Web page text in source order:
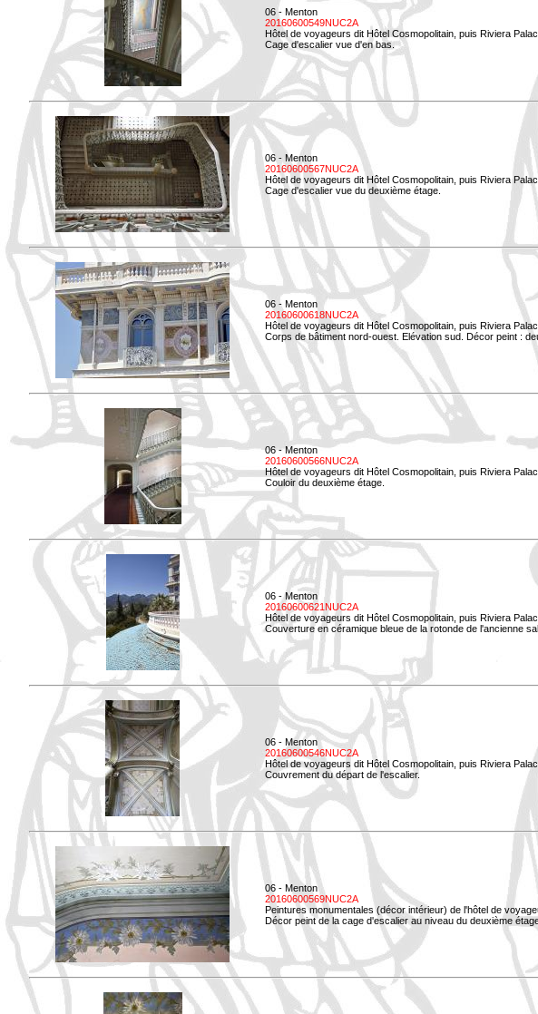
06 - Menton
20160600549NUC2A
Hôtel de voyageurs dit Hôtel Cosmopolitain, puis Riviera
Cage d'escalier vue d'en bas.
06 - Menton
20160600567NUC2A
Hôtel de voyageurs dit Hôtel Cosmopolitain, puis Riviera
Cage d'escalier vue du deuxième étage.
06 - Menton
20160600618NUC2A
Hôtel de voyageurs dit Hôtel Cosmopolitain, puis Riviera
Corps de bâtiment nord-ouest. Elévation sud. Décor peint :
06 - Menton
20160600566NUC2A
Hôtel de voyageurs dit Hôtel Cosmopolitain, puis Riviera
Couloir du deuxième étage.
06 - Menton
20160600621NUC2A
Hôtel de voyageurs dit Hôtel Cosmopolitain, puis Riviera
Couverture en céramique bleue de la rotonde de l'ancienne
06 - Menton
20160600546NUC2A
Hôtel de voyageurs dit Hôtel Cosmopolitain, puis Riviera
Couvrement du départ de l'escalier.
06 - Menton
20160600569NUC2A
Peintures monumentales (décor intérieur) de l'hôtel de
Décor peint de la cage d'escalier au niveau du deuxième